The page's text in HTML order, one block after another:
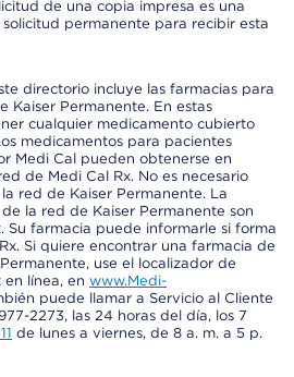
de una copia impresa es una
permanente para recibir esta
directorio incluye las farmacias para
Kaiser Permanente. En estas
cualquier medicamento cubierto
medicamentos para pacientes
Medi Cal pueden obtenerse en
de Medi Cal Rx. No es necesario
red de Kaiser Permanente. La
la red de Kaiser Permanente son
Su farmacia puede informarle si forma
Si quiere encontrar una farmacia de
use el localizador de
en línea, en www.Medi-
puede llamar a Servicio al Cliente
2273, las 24 horas del día, los 7
de lunes a viernes, de 8 a. m. a 5 p.